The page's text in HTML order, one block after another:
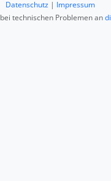
Datenschutz | Impressum
technischen Problemen an